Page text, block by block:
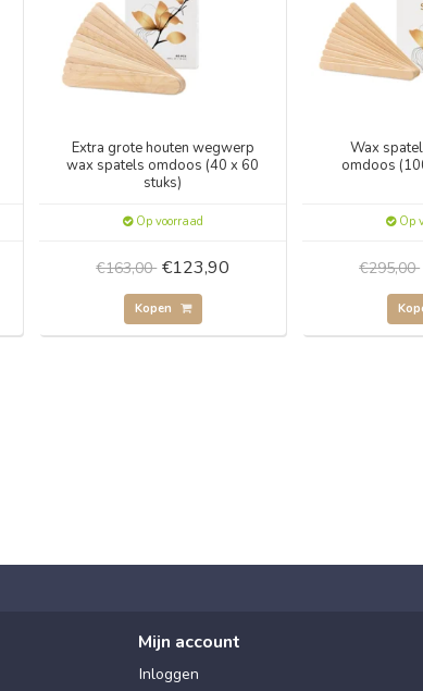
Extra grote houten wegwerp
wax spatels omdoos (40 x 60
stuks)
Op voorraad
€163,00 €123,90
Kopen
Wax
omdoos
Op
€295,00
Mijn account
Inloggen